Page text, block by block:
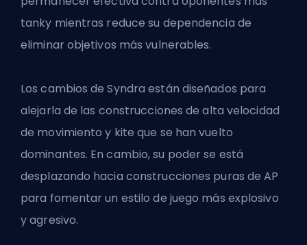
tanky mientras reduce su dependencia de
eliminar objetivos más vulnerables.
Los cambios de Syndra están diseñados para
alejarla de las construcciones de alta velocidad
de movimiento y kite que se han vuelto
dominantes. En cambio, su poder se está
desplazando hacia construcciones puras de AP
para fomentar un estilo de juego más explosivo
y agresivo.